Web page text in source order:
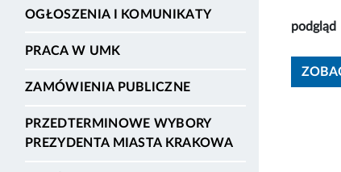
OGŁOSZENIA I KOMUNIKATY
PRACA W UMK
ZAMÓWIENIA PUBLICZNE
PRZEDTERMINOWE WYBORY
PREZYDENTA MIASTA KRAKOWA
podgląd